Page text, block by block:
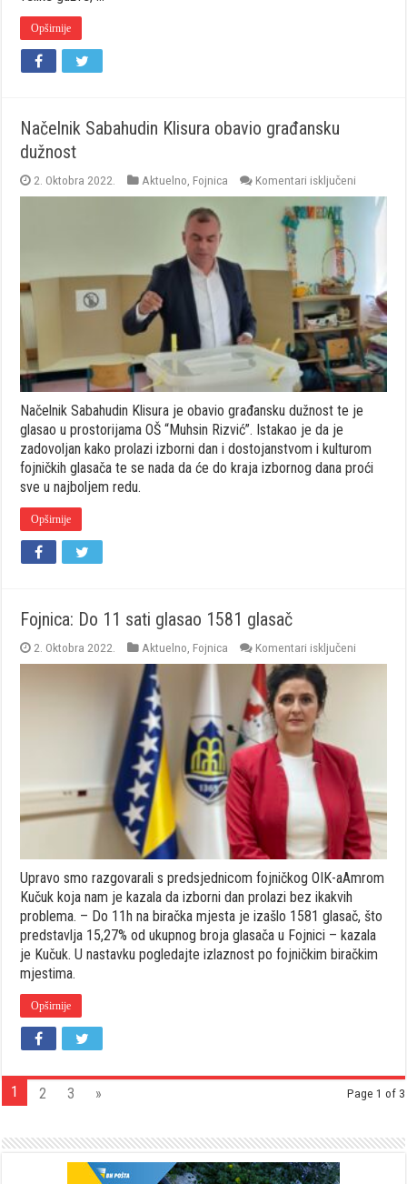
Opširnije
Načelnik Sabahudin Klisura obavio građansku
dužnost
2. Oktobra 2022. Aktuelno Fojnica Komentari isključeni
Načelnik
Klisura
dužnost
Načelnik Sabahudin Klisura je obavio građansku dužnost te je
glasao u prostorijama OŠ “Muhsin Rizvić”. Istakao je da je
zadovoljan kako prolazi izborni dan i dostojanstvom i kulturom
fojničkih glasača te se nada da će do kraja izbornog dana proći
sve u najboljem redu.
Opširnije
Fojnica: Do 11 sati glasao 1581 glasač
2. Oktobra 2022. Aktuelno Fojnica Komentari isključeni
Fojnica:
Upravo smo razgovarali s predsjednicom fojničkog OIK-aAmrom
Kučuk koja nam je kazala da izborni dan prolazi bez ikakvih
problema. – Do 11h na biračka mjesta je izašlo 1581 glasač, što
predstavlja 15,27% od ukupnog broja glasača u Fojnici – kazala
je Kučuk. U nastavku pogledajte izlaznost po fojničkim biračkim
mjestima.
Opširnije
Page 1 of 3
1 2 3 »